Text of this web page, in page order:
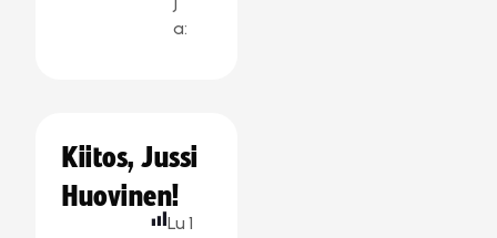
a:
Kiitos, Jussi
Huovinen!
Lu 1